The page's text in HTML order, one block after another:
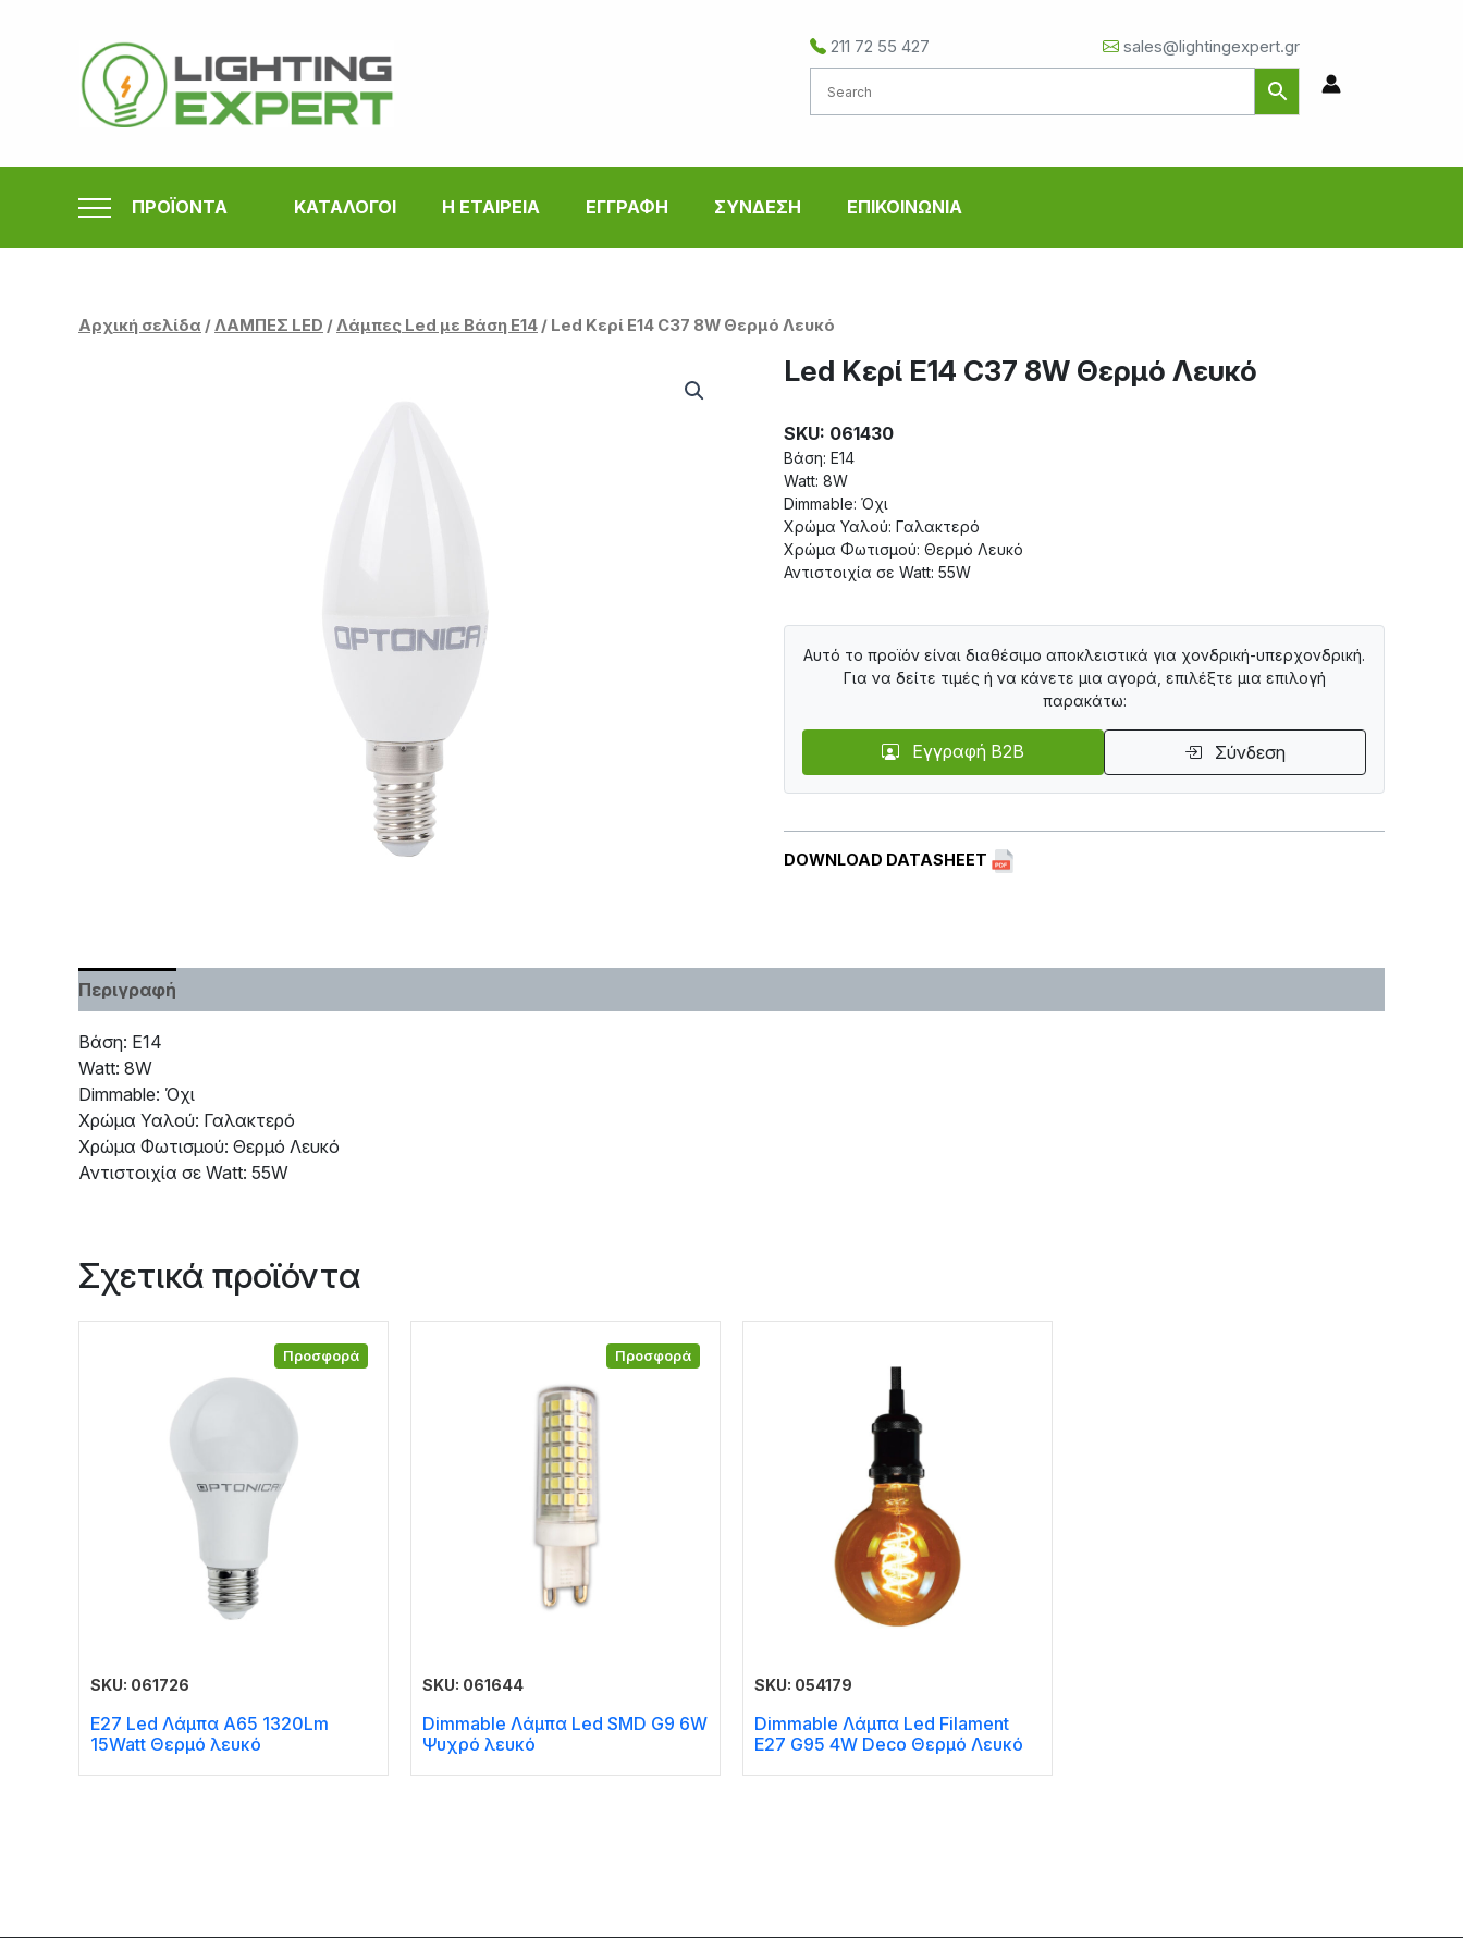
περιεχόμενο
211 72 55 427 sales@lightingexpert.gr
ΠΡΟΪΟΝΤΑ ΚΑΤΑΛΟΓΟΙ Η ΕΤΑΙΡΕΙΑ ΕΓΓΡΑΦΗ ΣΥΝΔΕΣΗ ΕΠΙΚΟΙΝΩΝΙΑ
Αρχική σελίδα /ΛΑΜΠΕΣ LED /Λάμπες Led με Βάση Ε14 / Led Κερί E14 C37 8W Θερμό Λευκό
Led Κερί E14 C37 8W Θερμό Λευκό
SKU: 061430
Βάση: E14
Watt: 8W
Dimmable: Όχι
Χρώμα Υαλού: Γαλακτερό
Χρώμα Φωτισμού: Θερμό Λευκό
Αντιστοιχία σε Watt: 55W
DOWNLOAD DATASHEET
Αυτό το προϊόν είναι διαθέσιμο αποκλειστικά για χονδρική-υπερχονδρική.
Για να δείτε τιμές ή να κάνετε μια αγορά, επιλέξτε μια επιλογή
παρακάτω:
Εγγραφή B2B Σύνδεση
Περιγραφή
Βάση: E14
Watt: 8W
Dimmable: Όχι
Χρώμα Υαλού: Γαλακτερό
Χρώμα Φωτισμού: Θερμό Λευκό
Αντιστοιχία σε Watt: 55W
Σχετικά προϊόντα
Προσφορά
SKU: 061726
E27 Led Λάμπα A65 1320Lm
15Watt Θερμό λευκό
Προσφορά
SKU: 061644
Dimmable Λάμπα Led SMD G9 6W
Ψυχρό λευκό
SKU: 054179
Dimmable Λάμπα Led Filament
E27 G95 4W Deco Θερμό Λευκό